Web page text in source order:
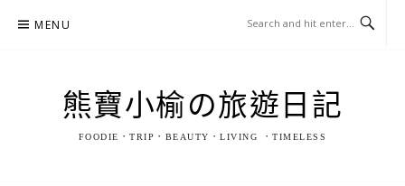
MENU
熊寶小榆の旅遊日記
FOODIE．TRIP．BEAUTY．LIVING ．TIMELESS